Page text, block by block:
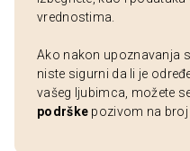
vrednostima.
Ako nakon upoznavanja
niste sigurni da li je
vašeg ljubimca, možete
podrške pozivom na